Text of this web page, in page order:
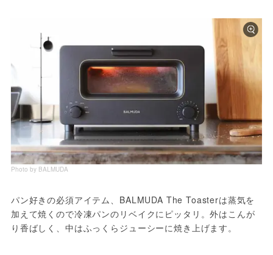
Photo by BALMUDA
パン好きの必須アイテム、BALMUDA The Toasterは蒸気を
加えて焼くので冷凍パンのリベイクにピッタリ。外はこんが
り香ばしく、中はふっくらジューシーに焼き上げます。